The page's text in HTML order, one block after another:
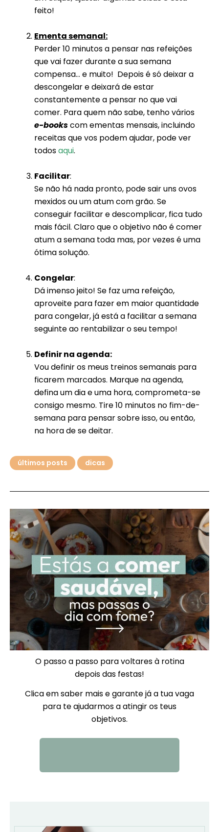
feito!
Ementa semanal:
Perder 10 minutos a pensar nas refeições
que vai fazer durante a sua semana
compensa… e muito! Depois é só deixar a
descongelar e deixará de estar
constantemente a pensar no que vai
comer. Para quem não sabe, tenho vários
e-bookscom ementas mensais, incluindo
receitas que vos podem ajudar, pode ver
todosaqui.
Facilitar:
Se não há nada pronto, pode sair uns ovos
mexidos ou um atum com grão. Se
conseguir facilitar e descomplicar, fica tudo
mais fácil. Claro que o objetivo não é comer
atum a semana toda mas, por vezes é uma
ótima solução.
Congelar:
Dá imenso jeito! Se faz uma refeição,
aproveite para fazer em maior quantidade
para congelar, já está a facilitar a semana
seguinte ao rentabilizar o seu tempo!
Definir na agenda:
Vou definir os meus treinos semanais para
ficarem marcados. Marque na agenda,
defina um dia e uma hora, comprometa-se
consigo mesmo. Tire 10 minutos no fim-de-
semana para pensar sobre isso, ou então,
na hora de se deitar.
últimos posts dicas
O passo a passo para voltares à rotina
depois das festas!
Clica em saber mais e garante já a tua vaga
para te ajudarmos a atingir os teus
objetivos.